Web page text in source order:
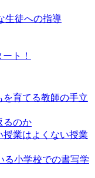
生徒への指導
ト！
育てる教師の手立
るのか
業はよくない授業
る小学校での書写学